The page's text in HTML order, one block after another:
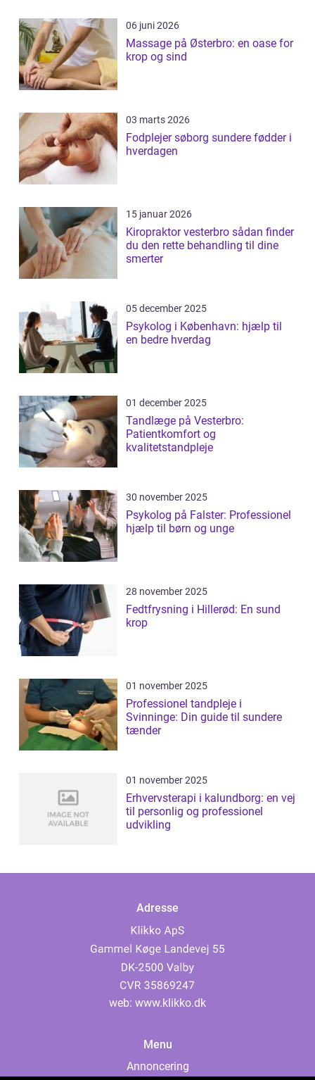
06 juni 2026
Massage på Østerbro: en oase for
krop og sind
03 marts 2026
Fodplejer søborg sundere fødder i
hverdagen
15 januar 2026
Kiropraktor vesterbro sådan finder
du den rette behandling til dine
smerter
05 december 2025
Psykolog i København: hjælp til
en bedre hverdag
01 december 2025
Tandlæge på Vesterbro:
Patientkomfort og
kvalitetstandpleje
30 november 2025
Psykolog på Falster: Professionel
hjælp til børn og unge
28 november 2025
Fedtfrysning i Hillerød: En sund
krop
01 november 2025
Professionel tandpleje i
Svinninge: Din guide til sundere
tænder
01 november 2025
Erhvervsterapi i kalundborg: en vej
til personlig og professionel
udvikling
Adresse
web: www.klikko.dk
Menu
Annoncering